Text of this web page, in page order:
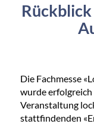
Rückblick
Die Fachmesse
wurde erfolgreich
Veranstaltung
stattfindenden